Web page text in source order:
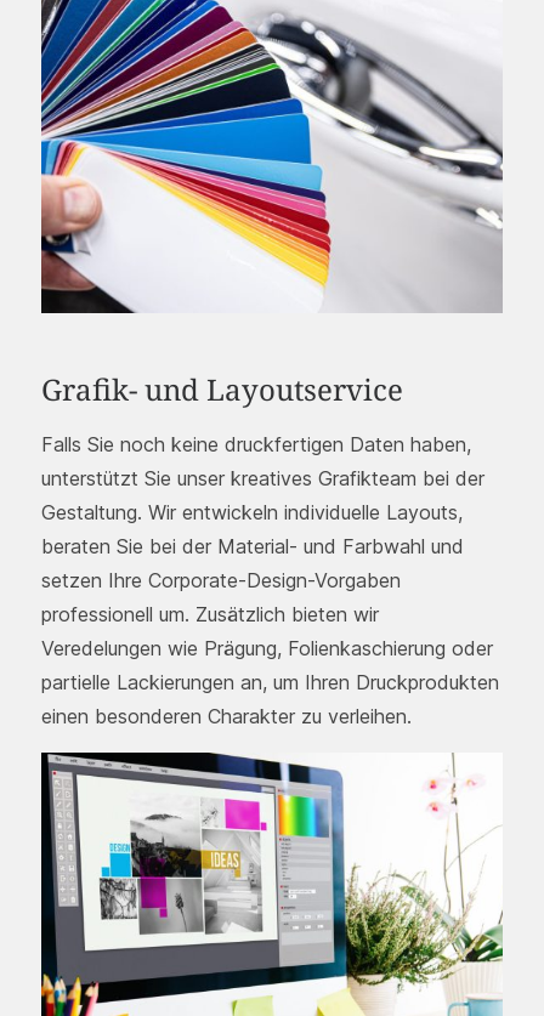
Grafik- und Layoutservice
Falls Sie noch keine druckfertigen Daten haben,
unterstützt Sie unser kreatives Grafikteam bei der
Gestaltung. Wir entwickeln individuelle Layouts,
beraten Sie bei der Material- und Farbwahl und
setzen Ihre Corporate-Design-Vorgaben
professionell um. Zusätzlich bieten wir
Veredelungen wie Prägung, Folienkaschierung oder
partielle Lackierungen an, um Ihren Druckprodukten
einen besonderen Charakter zu verleihen.